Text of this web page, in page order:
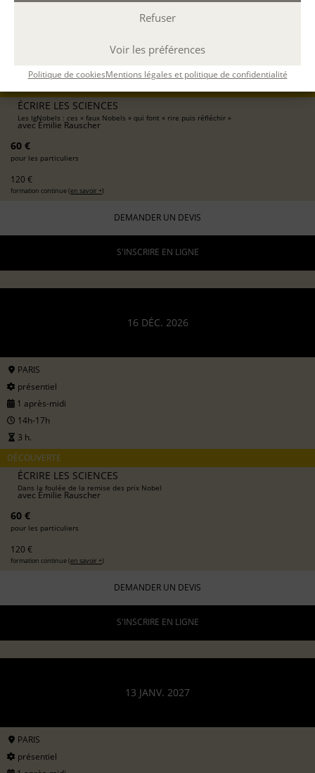
Refuser
Voir les préférences
Politique de cookiesMentions légales et politique de confidentialité
ÉCRIRE LES SCIENCES
Les IgNobels : ces « faux Nobels » qui font « rire puis réfléchir »
avecÉmilie Rauscher
60 €
pour les particuliers
120 €
formation continue (en savoir +)
DEMANDER UN DEVIS
S'INSCRIRE EN LIGNE
16 DÉC. 2026
PARIS
présentiel
1 après-midi
14h-17h
3 h.
DÉCOUVERTE
ÉCRIRE LES SCIENCES
Dans la foulée de la remise des prix Nobel
avec Émilie Rauscher
60 €
pour les particuliers
120 €
formation continue (en savoir +)
DEMANDER UN DEVIS
S'INSCRIRE EN LIGNE
13 JANV. 2027
PARIS
présentiel